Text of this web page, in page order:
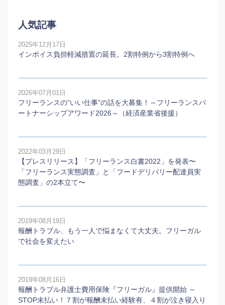
人気記事
2025年12月17日
インボイス負担軽減措置の延長。2割特例から3割特例へ
2026年07月01日
フリーランスの”いい仕事”の話を大募集！～フリーランスパ
ートナーシップアワード2026～（経済産業省後援）
2022年03月29日
【プレスリリース】「フリーランス白書2022」を発表〜
「フリーランス実態調査」と「フードデリバリー配達員実
態調査」の2本⽴て〜
2019年08月19日
報酬トラブル、もう一人で悩まなくて大丈夫。フリーガル
で社会を変えたい
2019年08月16日
報酬トラブル弁護士費用保険『フリーガル』提供開始 ～
STOP未払い！７割が報酬未払い経験有、４割が泣き寝入り